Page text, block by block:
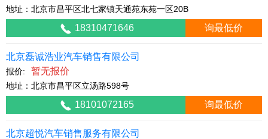
地址：北京市昌平区北七家镇天通苑东苑一区20B
18310471646 询最低价
北京磊诚浩业汽车销售有限公司
报价: 暂无报价
地址：北京市昌平区立汤路598号
18101072165 询最低价
北京超悦汽车销售服务有限公司